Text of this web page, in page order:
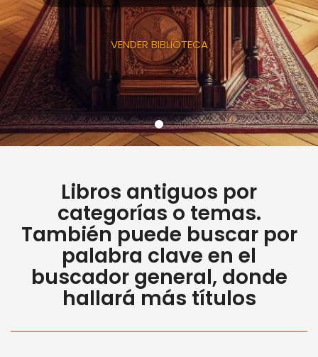
VENDER BIBLIOTECA
Libros antiguos por
categorías o temas.
También puede buscar por
palabra clave en el
buscador general, donde
hallará más títulos